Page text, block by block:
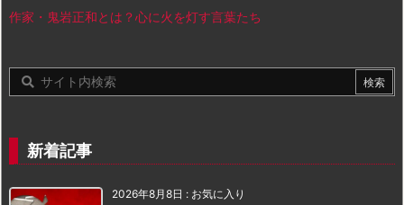
作家・鬼岩正和とは？心に火を灯す言葉たち
新着記事
2026年8月8日 : お気に入り